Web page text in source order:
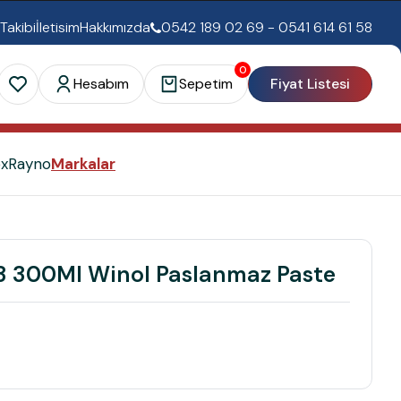
İletisimHakkımızda 0542 189 02 69 - 0541 614 61 58
Hesabım
0
Sepetim Fiyat Listesi
RaynoMarkalar
300Ml Winol Paslanmaz Paste